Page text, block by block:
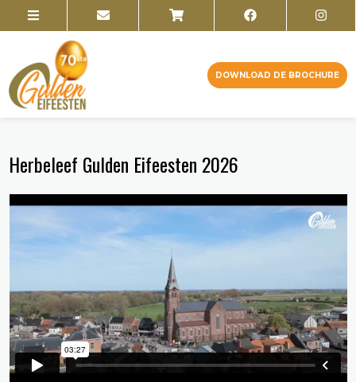
DOWNLOAD DE BROCHURE
Herbeleef Gulden Eifeesten 2026